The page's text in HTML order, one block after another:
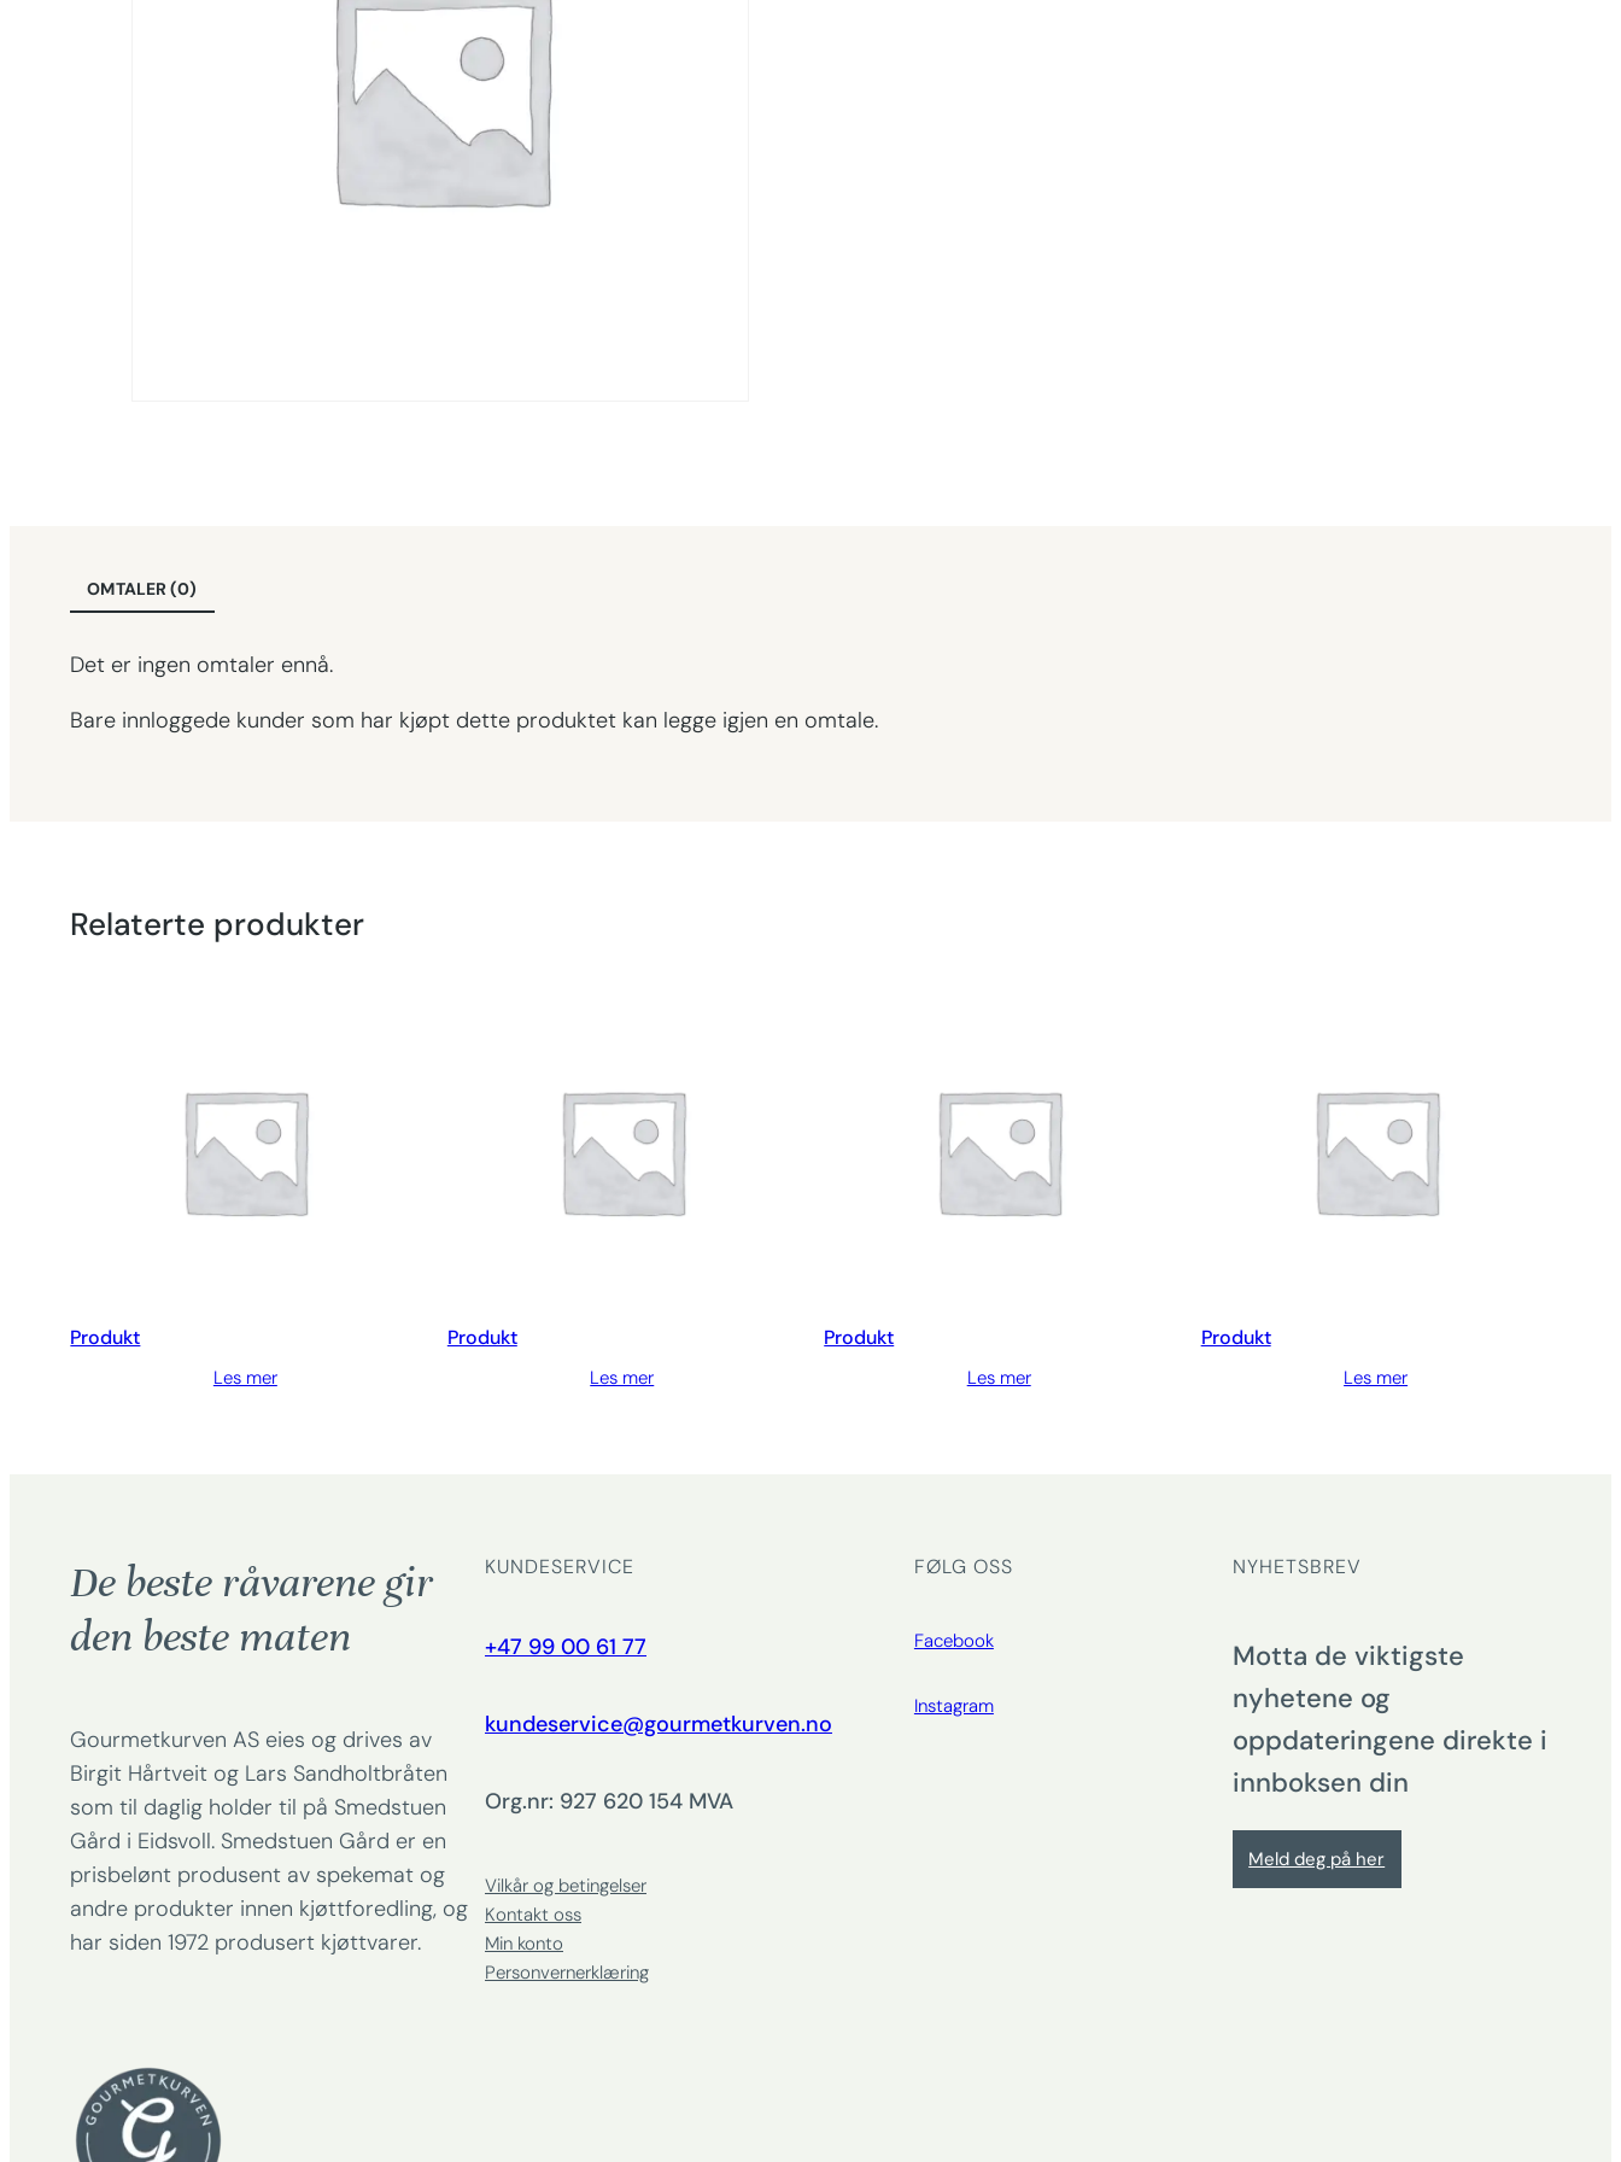
OMTALER (0)
Det er ingen omtaler ennå.
Bare innloggede kunder som har kjøpt dette produktet kan legge igjen en omtale.
Relaterte produkter
Produkt
Les mer
Produkt
Les mer
Produkt
Les mer
Produkt
Les mer
De beste råvarene gir
den beste maten
Gourmetkurven AS eies og drives av
Birgit Hårtveit og Lars Sandholtbråten
som til daglig holder til på Smedstuen
Gård i Eidsvoll. Smedstuen Gård er en
prisbelønt produsent av spekemat og
andre produkter innen kjøttforedling, og
har siden 1972 produsert kjøttvarer.
KUNDESERVICE
+47 99 00 61 77
kundeservice@gourmetkurven.no
Org.nr: 927 620 154 MVA
Vilkår og betingelser
Kontakt oss
Min konto
Personvernerklæring
FØLG OSS
Facebook
Instagram
NYHETSBREV
Motta de viktigste
nyhetene og
oppdateringene direkte i
innboksen din
Meld deg på her